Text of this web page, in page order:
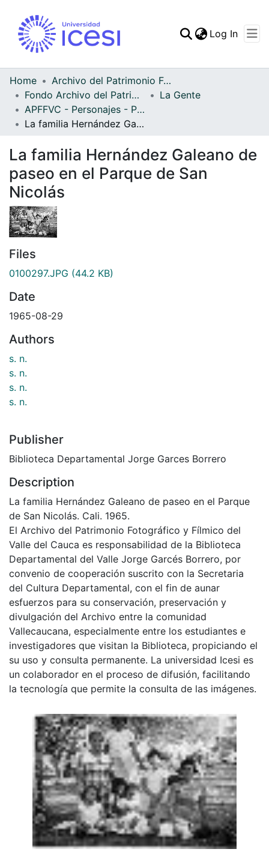
Statistics
Log In
Home
Archivo del Patrimonio Fotográfico y Fílmico del Valle del Cauca
Fondo Archivo del Patrimonio Fotográfico y Fílmico del Valle del Cauca
La Gente
APFFVC - Personajes - Patrimonial
La familia Hernández Galeano de paseo en el Parque de San Nicolás
La familia Hernández Galeano de
paseo en el Parque de San
Nicolás
Files
0100297.JPG (44.2 KB)
Date
1965-08-29
Authors
s. n.
s. n.
s. n.
s. n.
Publisher
Biblioteca Departamental Jorge Garces Borrero
Description
La familia Hernández Galeano de paseo en el Parque
de San Nicolás. Cali. 1965.
El Archivo del Patrimonio Fotográfico y Fílmico del
Valle del Cauca es responsabilidad de la Biblioteca
Departamental del Valle Jorge Garcés Borrero, por
convenio de cooperación suscrito con la Secretaria
del Cultura Departamental, con el fin de aunar
esfuerzos para su conservación, preservación y
divulgación del Archivo entre la comunidad
Vallecaucana, especialmente entre los estudiantes e
investigadores que visitan la Biblioteca, propiciando el
su uso y consulta permanente. La universidad Icesi es
un colaborador en el proceso de difusión, facilitando
la tecnología que permite la consulta de las imágenes.